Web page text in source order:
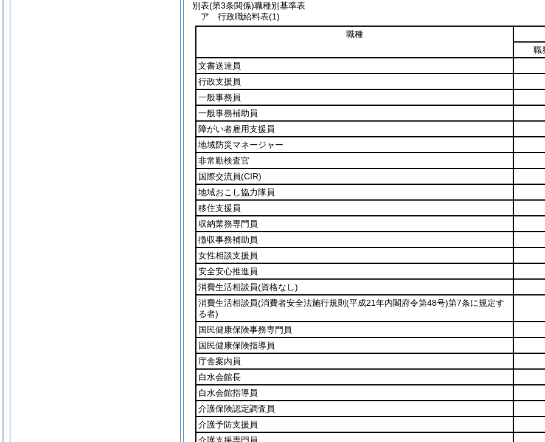
別表(第3条関係)職種別基準表
ア 行政職給料表(1)
職種
職
文書送達員
行政支援員
一般事務員
一般事務補助員
障がい者雇用支援員
地域防災マネージャー
非常勤検査官
国際交流員(CIR)
地域おこし協力隊員
移住支援員
収納業務専門員
徴収事務補助員
女性相談支援員
安全安心推進員
消費生活相談員(資格なし)
消費生活相談員(消費者安全法施行規則 (平成21年内閣府令第48号)第7条に規定す
る者)
国民健康保険事務専門員
国民健康保険指導員
庁舎案内員
白水会館長
白水会館指導員
介護保険認定調査員
介護予防支援員